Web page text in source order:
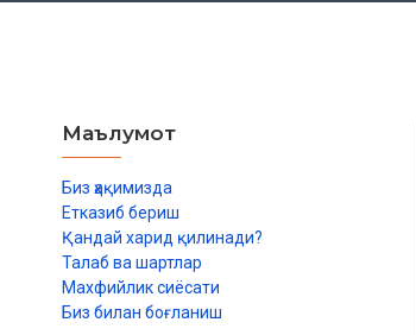
Маълумот
Биз ҳақимизда
Етказиб бериш
Қандай харид қилинади?
Талаб ва шартлар
Махфийлик сиёсати
Биз билан боғланиш